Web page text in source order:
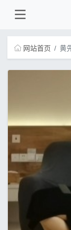
网站首页 黄